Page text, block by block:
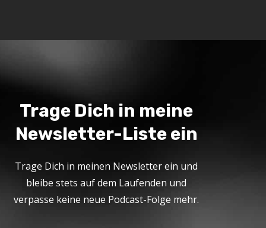
Trage Dich in meine
Newsletter-Liste ein
Trage Dich in meinen Newsletter ein und
bleibe stets auf dem Laufenden und
verpasse keine neue Podcast-Folge mehr.